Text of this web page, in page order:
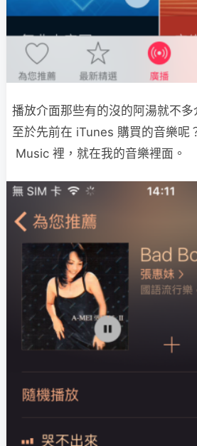
播放介面那些有的沒的阿湯就不多
至於先前在 iTunes 購買的音樂呢
Music 裡，就在我的音樂裡面。